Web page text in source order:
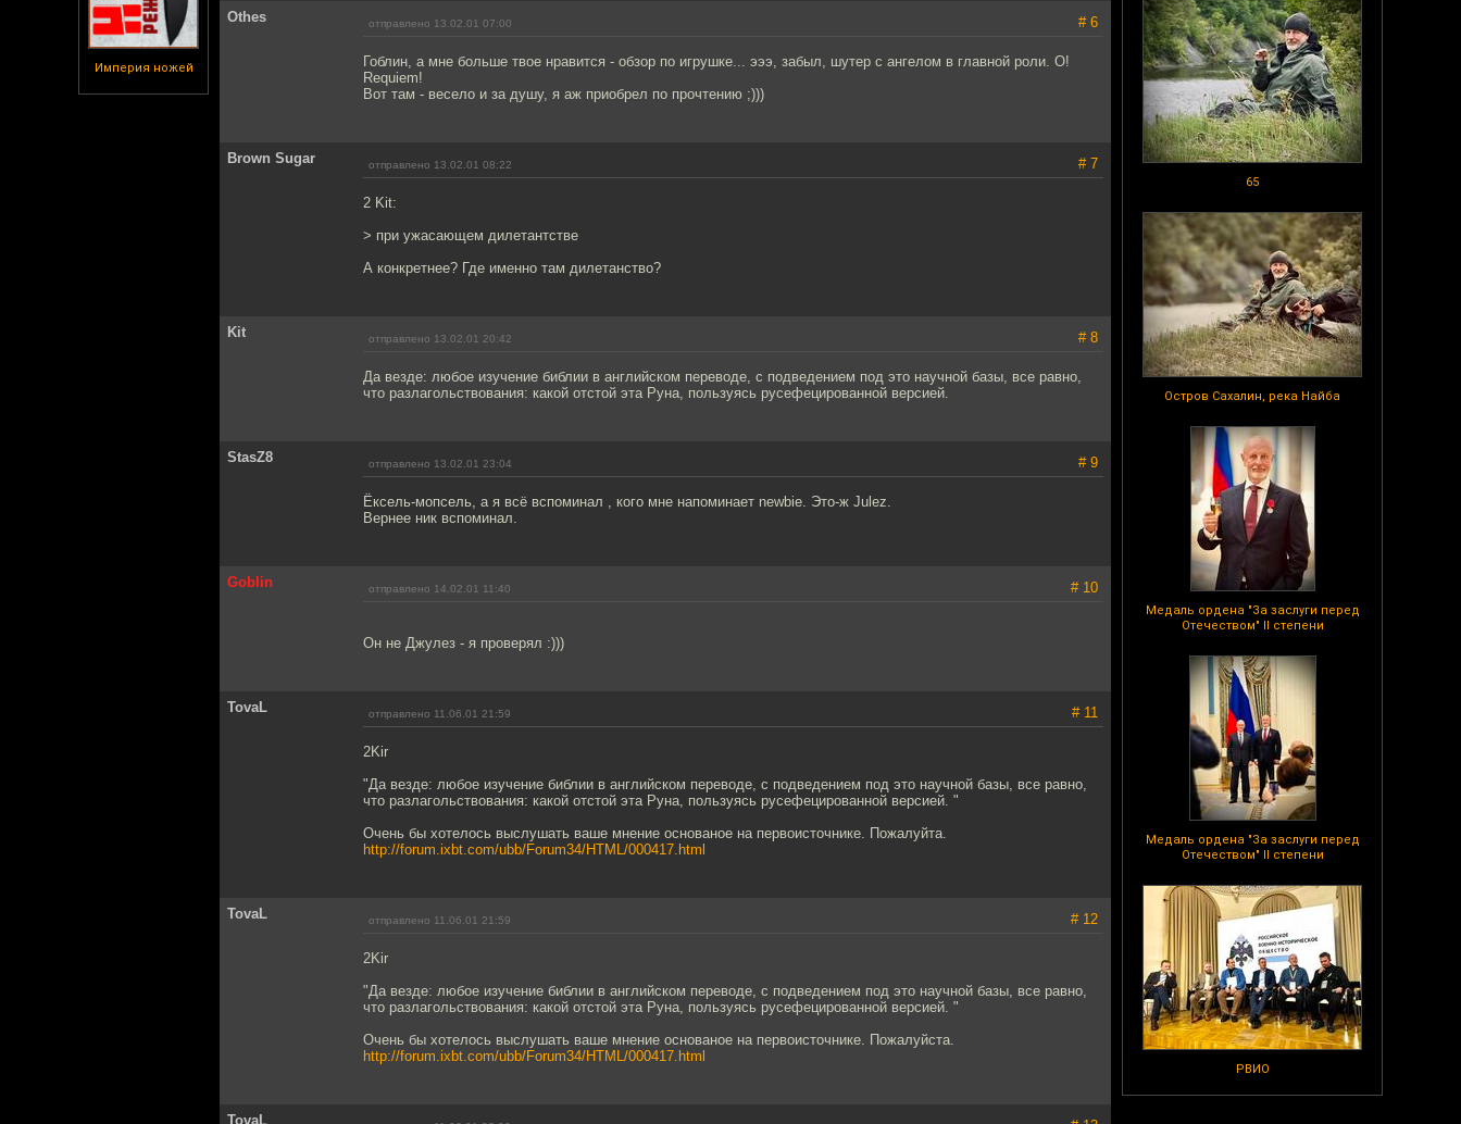
Империя ножей
65
Остров Сахалин, река Найба
Медаль ордена "За заслуги перед
Отечеством" II степени
Медаль ордена "За заслуги перед
Отечеством" II степени
РВИО
Othes отправлено 13.02.01 07:00 # 6
Гоблин, а мне больше твое нравится - обзор по игрушке... эээ, забыл, шутер с ангелом в главной роли. О!
Requiem!
Вот там - весело и за душу, я аж приобрел по прочтению ;)))
Brown Sugar отправлено 13.02.01 08:22 # 7
2 Kit:
> при ужасающем дилетантстве
А конкретнее? Где именно там дилетанство?
Kit отправлено 13.02.01 20:42 # 8
Да везде: любое изучение библии в английском переводе, с подведением под это научной базы, все равно,
что разлагольствования: какой отстой эта Руна, пользуясь русефецированной версией.
StasZ8 отправлено 13.02.01 23:04 # 9
Ёксель-мопсель, а я всё вспоминал , кого мне напоминает newbie. Это-ж Julez.
Вернее ник вспоминал.
Goblin отправлено 14.02.01 11:40 # 10
Он не Джулез - я проверял :)))
TovaL отправлено 11.06.01 21:59 # 11
2Kir
"Да везде: любое изучение библии в английском переводе, с подведением под это научной базы, все равно,
что разлагольствования: какой отстой эта Руна, пользуясь русефецированной версией. "
Очень бы хотелось выслушать ваше мнение основаное на первоисточнике. Пожалуйта.
http://forum.ixbt.com/ubb/Forum34/HTML/000417.html
TovaL отправлено 11.06.01 21:59 # 12
2Kir
"Да везде: любое изучение библии в английском переводе, с подведением под это научной базы, все равно,
что разлагольствования: какой отстой эта Руна, пользуясь русефецированной версией. "
Очень бы хотелось выслушать ваше мнение основаное на первоисточнике. Пожалуйста.
http://forum.ixbt.com/ubb/Forum34/HTML/000417.html
TovaL